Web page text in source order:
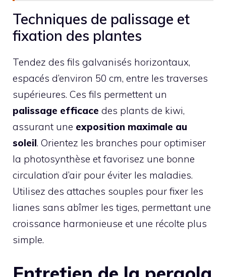
Techniques de palissage et
fixation des plantes
Tendez des fils galvanisés horizontaux,
espacés d’environ 50 cm, entre les traverses
supérieures. Ces fils permettent un
palissage efficace des plants de kiwi,
assurant une exposition maximale au
soleil. Orientez les branches pour optimiser
la photosynthèse et favorisez une bonne
circulation d’air pour éviter les maladies.
Utilisez des attaches souples pour fixer les
lianes sans abîmer les tiges, permettant une
croissance harmonieuse et une récolte plus
simple.